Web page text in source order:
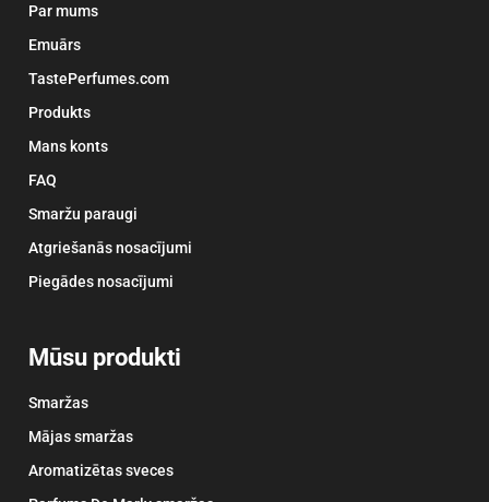
Par mums
Emuārs
TastePerfumes.com
Produkts
Mans konts
FAQ
Smaržu paraugi
Atgriešanās nosacījumi
Piegādes nosacījumi
Mūsu produkti
Smaržas
Mājas smaržas
Aromatizētas sveces